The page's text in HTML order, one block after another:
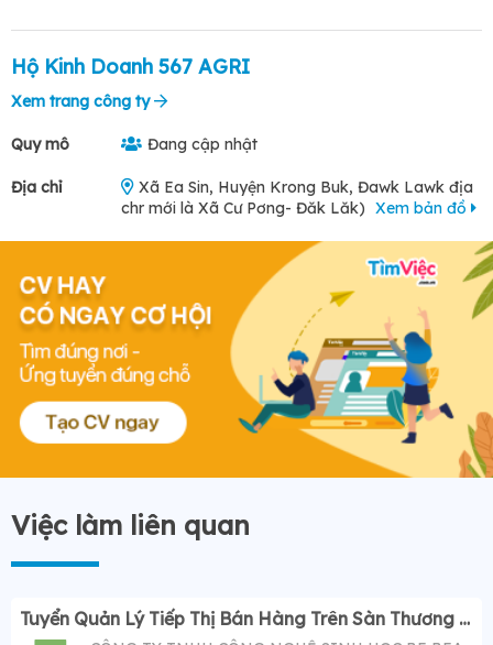
Hộ Kinh Doanh 567 AGRI
Xem trang công ty
Quy mô Đang cập nhật
Địa chỉ
Xã Ea Sin, Huyện Krong Buk, Đawk Lawk địa
chr mới là Xã Cư Pơng- Đăk Lăk) Xem bản đồ
Việc làm liên quan
Tuyển Quản Lý Tiếp Thị Bán Hàng Trên Sàn Thương Mại Điện Tử ( Tiktok Shop)- Mức Lương Hấp Dẫn 12-20 Triệu